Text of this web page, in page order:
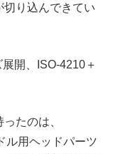
切り込んできてい
開、ISO-4210＋
たのは、
ル用ヘッドパーツ